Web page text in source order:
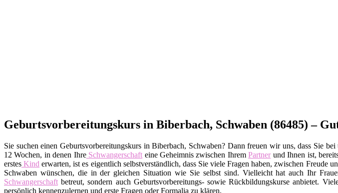
Geburtsvorbereitungskurs in Biberbach, Schwaben (86485) –
Sie suchen einen Geburtsvorbereitungskurs in Biberbach, Schwaben? Dann freuen wir uns, dass Sie
12 Wochen, in denen IhreSchwangerschaft eine Geheimnis zwischen IhremPartnerund Ihnen ist,
erstes Kind erwarten, ist es eigentlich selbstverständlich, dass Sie viele Fragen haben, zwischen Freude
Schwaben wünschen, die in der gleichen Situation wie Sie selbst sind. Vielleicht hat auch Ihr
Schwangerschaft betreut, sondern auch Geburtsvorbereitungs- sowie Rückbildungskurse anbietet.
persönlich kennenzulernen und erste Fragen oder Formalia zu klären.